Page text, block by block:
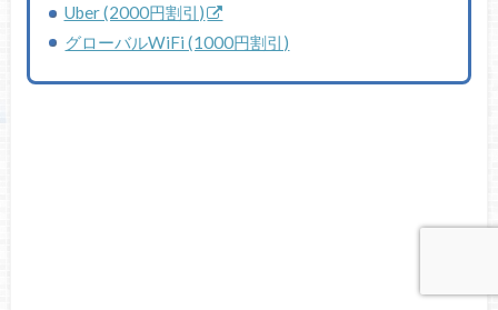
Uber (2000円割引)
グローバルWiFi (1000円割引)